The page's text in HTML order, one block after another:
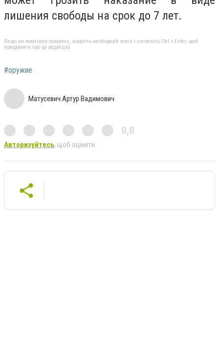
лишения свободы на срок до 7 лет.
Якщо ви помітили помилку, виділіть необхідний текст і натисніть Ctrl + Enter, щоб
повідомити про це редакцію
#оружие
Матусевич Артур Вадимович
0,0
Авторизуйтесь, щоб оцінити